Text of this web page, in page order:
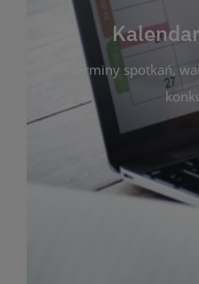
terminy spotkań,
spotkań, warsztatów,
Dzięki
zaplanujesz udział
wydarzeniach.
bieżąco, by zawsze
biblioteki. Zapraszamy
w życiu